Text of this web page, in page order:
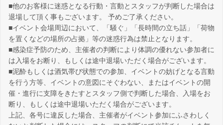
■他のお客様に迷惑となる行動・言動とスタッフが判断した場合は
退場して頂く事もございます。 予めご了承ください。
■イベント会場周辺において、「騒ぐ」「長時間の立ち話」「荷物
を置くなどの場所の占拠」等の迷惑行為は禁止となります。
■感染症予防のため、主催者の判断により体調の優れない参加者に
は入場をお断り、もしくは途中退場いただく場合がございます。
■泥酔もしくは酒気帯び状態での参加、イベントの妨げとなる言動
を行う方等、イベントの意図にそぐわない、またはイベントの開
催・進行に支障をきたすとスタッフ側で判断した場合、入場をお
断り、もしくは途中退場いただく場合がございます。
上記、各号に違反した場合、主催者がイベント参加にふさわしく